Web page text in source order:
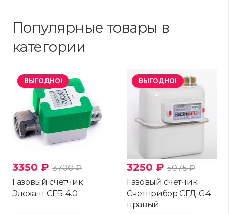
Популярные товары в
категории
ВЫГОДНО!
3350 ₽ 3700₽
Газовый счетчик
Элехант СГБ-4.0
ВЫГОДНО!
3250 ₽ 5075₽
Газовый счетчик
Счетприбор СГД-G4
правый